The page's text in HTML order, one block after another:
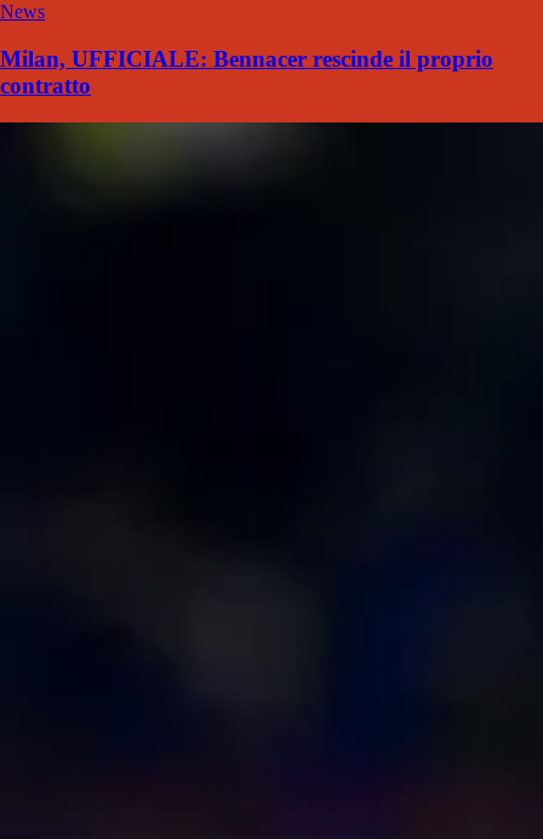
News
Milan, UFFICIALE: Bennacer rescinde il proprio
contratto